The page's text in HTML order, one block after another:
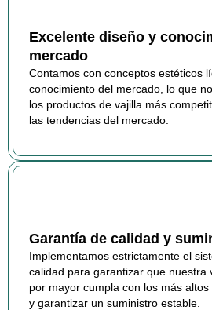
Excelente diseño y
mercado
Contamos con conceptos estéticos
conocimiento del mercado, lo que
los productos de vajilla más
las tendencias del mercado.
Garantía de calidad y
Implementamos estrictamente el
calidad para garantizar que nuestra
por mayor cumpla con los más
y garantizar un suministro estable.